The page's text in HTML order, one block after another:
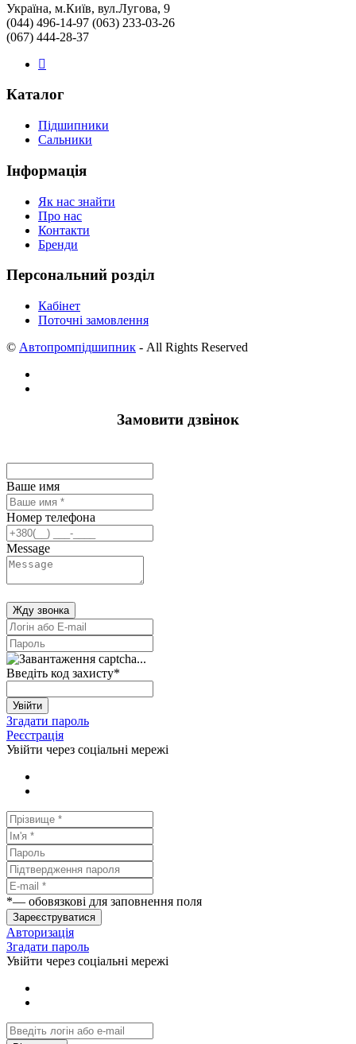
Україна, м.Київ, вул.Лугова, 9
(044) 496-14-97 (063) 233-03-26
(067) 444-28-37
Каталог
Підшипники
Сальники
Інформація
Як нас знайти
Про нас
Контакти
Бренди
Персональний розділ
Кабінет
Поточні замовлення
© Автопромпідшипник - All Rights Reserved
Замовити дзвінок
Ваше имя
Номер телефона
Message
Жду звонка
Введіть код захисту*
Увійти
Згадати пароль
Реєстрація
Увійти через соціальні мережі
*— обовязкові для заповнення поля
Зареєструватися
Авторизація
Згадати пароль
Увійти через соціальні мережі